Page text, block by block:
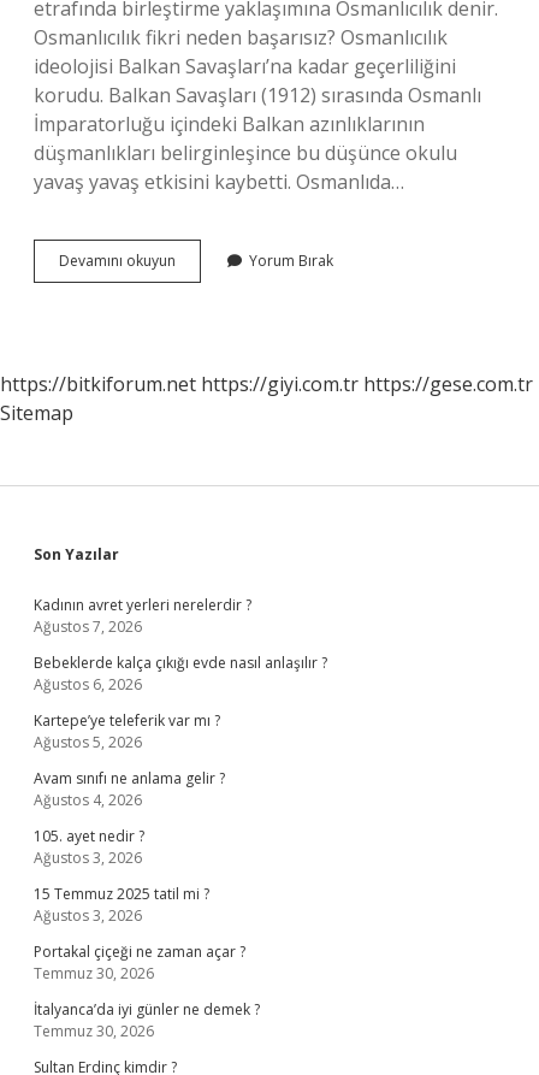
etrafında birleştirme yaklaşımına Osmanlıcılık denir.
Osmanlıcılık fikri neden başarısız? Osmanlıcılık
ideolojisi Balkan Savaşları’na kadar geçerliliğini
korudu. Balkan Savaşları (1912) sırasında Osmanlı
İmparatorluğu içindeki Balkan azınlıklarının
düşmanlıkları belirginleşince bu düşünce okulu
yavaş yavaş etkisini kaybetti. Osmanlıda…
Devamını okuyun Osmanlıcılık
Fikri
Yorum Bırak
https://bitkiforum.net https://giyi.com.tr https://gese.com.tr
Sitemap
Sidebar
Son Yazılar
Kadının avret yerleri nerelerdir ?
Ağustos 7, 2026
Bebeklerde kalça çıkığı evde nasıl anlaşılır ?
Ağustos 6, 2026
Kartepe’ye teleferik var mı ?
Ağustos 5, 2026
Avam sınıfı ne anlama gelir ?
Ağustos 4, 2026
105. ayet nedir ?
Ağustos 3, 2026
15 Temmuz 2025 tatil mi ?
Ağustos 3, 2026
Portakal çiçeği ne zaman açar ?
Temmuz 30, 2026
İtalyanca’da iyi günler ne demek ?
Temmuz 30, 2026
Sultan Erdinç kimdir ?